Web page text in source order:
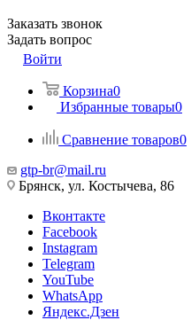
Заказать звонок
Задать вопрос
Войти
Корзина0
Избранные товары0
Сравнение товаров0
gtp-br@mail.ru
Брянск, ул. Костычева, 86
Вконтакте
Facebook
Instagram
Telegram
YouTube
WhatsApp
Яндекс.Дзен